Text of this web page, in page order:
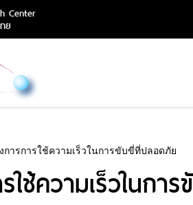
Center
ย
การการใช้ความเร็วในการขับขี่ที่ปลอดภัย
ใช้ความเร็วในกา